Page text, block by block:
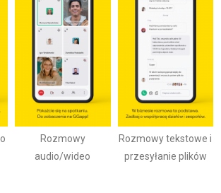
Rozmowy
audio/wideo
Rozmowy tekstowe i
przesyłanie plików